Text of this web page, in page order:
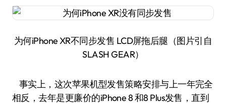
为何iPhone XR不同步发售 LCD屏拖后腿（图片引自
SLASH GEAR）
事实上，这次苹果机型发售策略安排与上一年完全
相反，去年是更廉价的iPhone 8 和8 Plus发售，直到